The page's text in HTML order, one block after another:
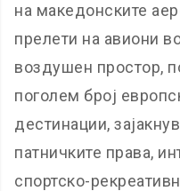
на македонските
прелети на авиони
воздушен простор,
поголем број
дестинации,
патничките права,
спортско-